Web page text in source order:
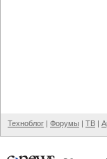
Техноблог | Форумы | ТВ |